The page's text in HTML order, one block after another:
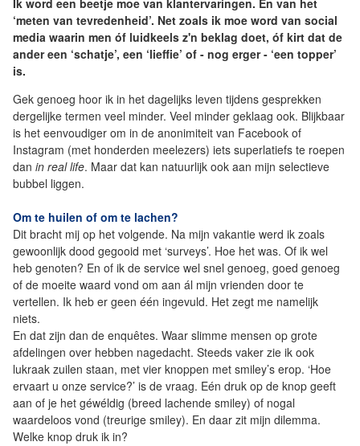
Ik word een beetje moe van klantervaringen. En van het
‘meten van tevredenheid’. Net zoals ik moe word van social
media waarin men óf luidkeels z'n beklag doet, óf kirt dat de
ander een ‘schatje’, een ‘lieffie’ of - nog erger - ‘een topper’
is.
Gek genoeg hoor ik in het dagelijks leven tijdens gesprekken
dergelijke termen veel minder. Veel minder geklaag ook. Blijkbaar
is het eenvoudiger om in de anonimiteit van Facebook of
Instagram (met honderden meelezers) iets superlatiefs te roepen
dan in real life. Maar dat kan natuurlijk ook aan mijn selectieve
bubbel liggen.
Om te huilen of om te lachen?
Dit bracht mij op het volgende. Na mijn vakantie werd ik zoals
gewoonlijk dood gegooid met ‘surveys’. Hoe het was. Of ik wel
heb genoten? En of ik de service wel snel genoeg, goed genoeg
of de moeite waard vond om aan ál mijn vrienden door te
vertellen. Ik heb er geen één ingevuld. Het zegt me namelijk
niets.
En dat zijn dan de enquêtes. Waar slimme mensen op grote
afdelingen over hebben nagedacht. Steeds vaker zie ik ook
lukraak zuilen staan, met vier knoppen met smiley’s erop. ‘Hoe
ervaart u onze service?’ is de vraag. Eén druk op de knop geeft
aan of je het géwéldig (breed lachende smiley) of nogal
waardeloos vond (treurige smiley). En daar zit mijn dilemma.
Welke knop druk ik in?